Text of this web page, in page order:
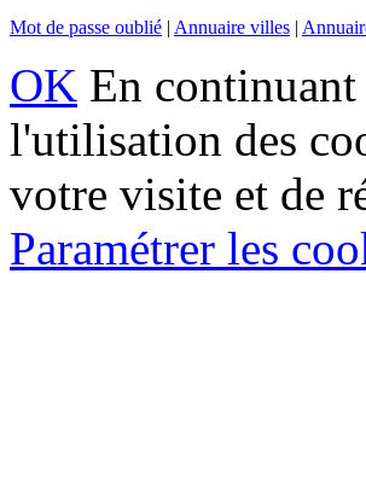
Mot de passe oublié | Annuaire villes |
OK En
l'utilisation des
votre visite et de
Paramétrer les